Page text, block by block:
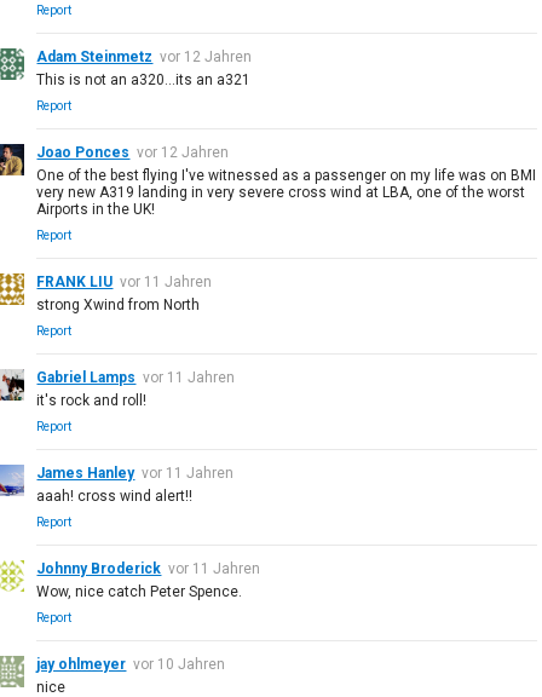
Report
Adam Steinmetz vor 12 Jahren
This is not an a320...its an a321
Report
Joao Ponces vor 12 Jahren
One of the best flying I've witnessed as a passenger on my life was on BMI
very new A319 landing in very severe cross wind at LBA, one of the worst
Airports in the UK!
Report
FRANK LIU vor 11 Jahren
strong Xwind from North
Report
Gabriel Lamps vor 11 Jahren
it's rock and roll!
Report
James Hanley vor 11 Jahren
aaah! cross wind alert!!
Report
Johnny Broderick vor 11 Jahren
Wow, nice catch Peter Spence.
Report
jay ohlmeyer vor 10 Jahren
nice